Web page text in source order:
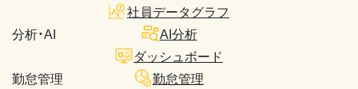
分析・AI
社員データグラフ
AI分析
ダッシュボード
勤怠管理
勤怠管理